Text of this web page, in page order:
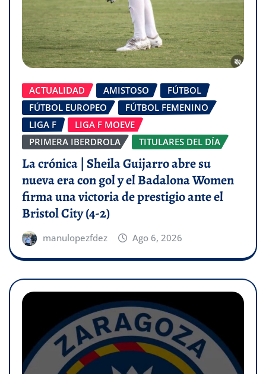
ACTUALIDAD AMISTOSO
FÚTBOL
FÚTBOL EUROPEO
FÚTBOL FEMENINO
LIGA F
LIGA F MOEVE
PRIMERA IBERDROLA
TITULARES DEL DÍA
La crónica | Sheila Guijarro abre su
nueva era con gol y el Badalona Women
firma una victoria de prestigio ante el
Bristol City (4-2)
manulopezfdez Ago 6, 2026